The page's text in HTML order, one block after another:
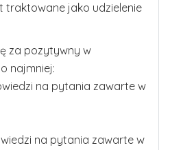
traktowane jako udzielenie
za pozytywny w
najmniej:
na pytania zawarte w
na pytania zawarte w